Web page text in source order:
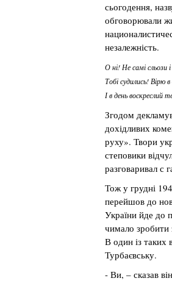
сьогодення,
обговорювали
незалежність.
О ні! Не самі сльози
Тобі судились! Вірю
І в день воскреслий
Згодом
дохідливих
руху». Твори
степовики
разговаривал с
Тож у грудні
перейшов до
України йде до
чимало зробити
В один із таких
Турбаєвську.
- Ви, – сказав